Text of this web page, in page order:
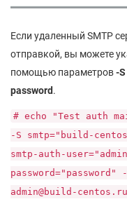
Если удаленный SMTP
отправкой, вы можете
помощью параметров-
password.
# echo "Test auth
-S smtp="build-
smtp-auth-
password="password"
admin@build-centos.ru